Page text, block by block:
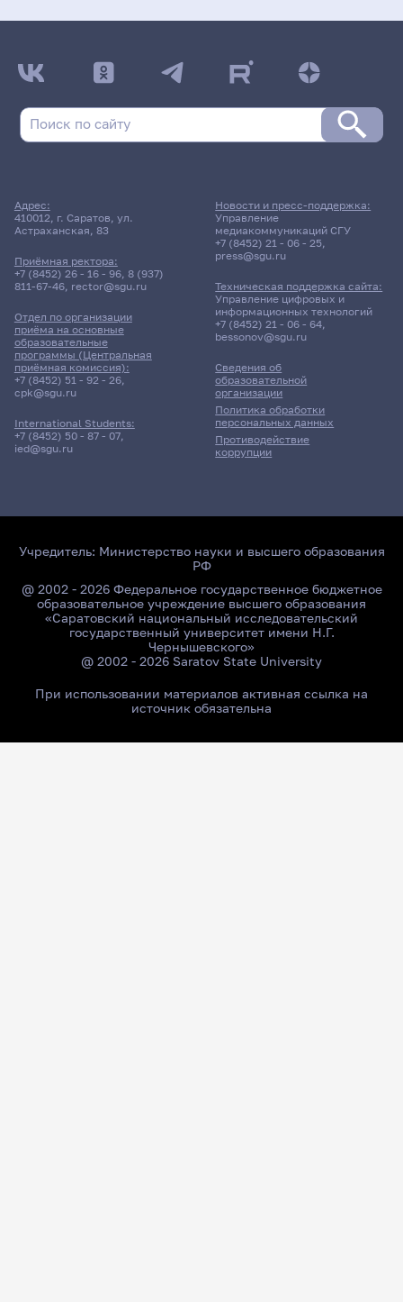
Адрес:
410012, г. Саратов, ул.
Астраханская, 83
Приёмная ректора:
+7 (8452) 26 - 16 - 96, 8 (937)
811-67-46, rector@sgu.ru
Отдел по организации
приёма на основные
образовательные
программы (Центральная
приёмная комиссия):
+7 (8452) 51 - 92 - 26,
cpk@sgu.ru
International Students:
+7 (8452) 50 - 87 - 07,
ied@sgu.ru
Сведения об
образовательной
организации
Политика обработки
персональных данных
Противодействие
коррупции
Новости и пресс-поддержка:
Управление
медиакоммуникаций СГУ
+7 (8452) 21 - 06 - 25,
press@sgu.ru
Техническая поддержка сайта:
Управление цифровых и
информационных технологий
+7 (8452) 21 - 06 - 64,
bessonov@sgu.ru
Учредитель: Министерство науки и высшего образования
РФ
@ 2002 - 2026 Федеральное государственное бюджетное
образовательное учреждение высшего образования
«Саратовский национальный исследовательский
государственный университет имени Н.Г.
Чернышевского»
@ 2002 - 2026 Saratov State University
При использовании материалов активная ссылка на
источник обязательна